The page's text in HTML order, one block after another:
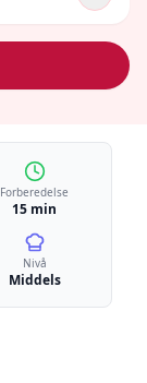
Forberedelse
15 min
Nivå
Middels